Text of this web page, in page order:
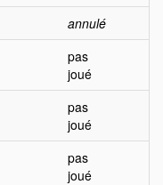
annulé
pas
joué
pas
joué
pas
joué